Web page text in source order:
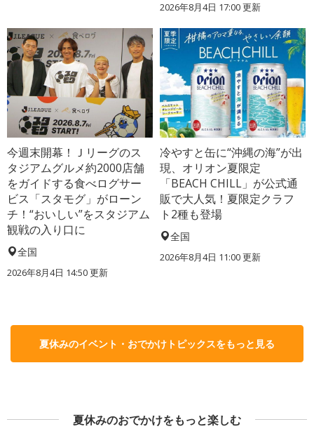
2026年8月4日 17:00更新
今週末開幕！Ｊリーグのス
タジアムグルメ約2000店舗
をガイドする食べログサー
ビス「スタモグ」がローン
チ！“おいしい”をスタジアム
観戦の入り口に
全国
2026年8月4日 14:50更新
冷やすと缶に“沖縄の海”が出
現、オリオン夏限定
「BEACH CHILL」が公式通
販で大人気！夏限定クラフ
ト2種も登場
全国
2026年8月4日 11:00更新
夏休みのイベント・おでかけトピックスをもっと見る
夏休みのおでかけをもっと楽しむ